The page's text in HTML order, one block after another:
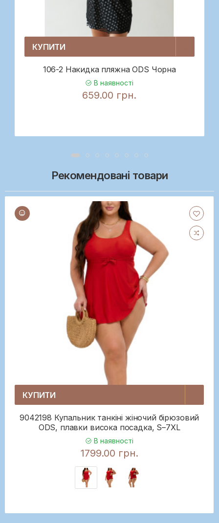
КУПИТИ
106-2 Накидка пляжна ODS Чорна
В наявності
659.00 грн.
Рекомендовані товари
КУПИТИ
9042198 Купальник танкіні жіночий бірюзовий
ODS, плавки висока посадка, S–7XL
В наявності
1799.00 грн.